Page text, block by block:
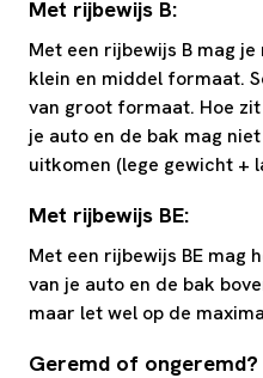
Met rijbewijs B:
Met een rijbewijs B mag
klein en middel formaat.
van groot formaat. Hoe
je auto en de bak mag
uitkomen (lege gewicht +
Met rijbewijs BE:
Met een rijbewijs BE mag
van je auto en de bak
maar let wel op de
Geremd of ongeremd?